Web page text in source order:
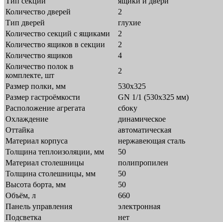
Количество дверей
2
Тип дверей
глухие
Количество секций с ящиками
2
Количество ящиков в секции
2
Количество ящиков
4
Количество полок в
комплекте, шт
2
Размер полки, мм
530x325
Размер гастроёмкости
GN 1/1 (530х325 мм)
Расположение агрегата
сбоку
Охлаждение
динамическое
Оттайка
автоматическая
Материал корпуса
нержавеющая сталь
Толщина теплоизоляции, мм
50
Материал столешницы
полипропилен
Толщина столешницы, мм
50
Высота борта, мм
50
Объём, л
660
Панель управления
электронная
Подсветка
нет